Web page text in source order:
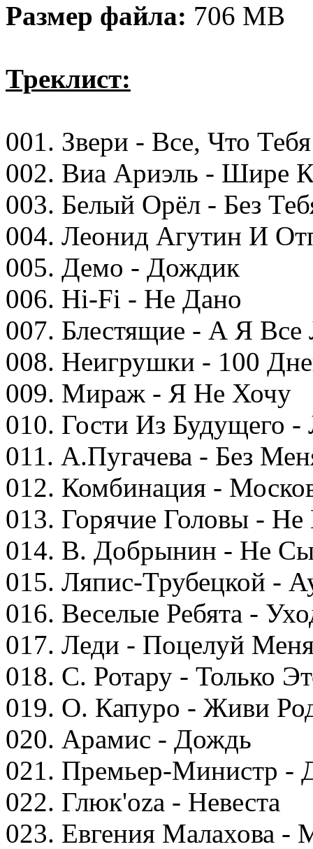
Размер файла: 706 MB
Треклист:
001. Звери - Все, Что Тебя
002. Виа Ариэль - Шире
003. Белый Орёл - Без
004. Леонид Агутин И
005. Демо - Дождик
006. Hi-Fi - Не Дано
007. Блестящие - А Я Все
008. Неигрушки - 100
009. Мираж - Я Не Хочу
010. Гости Из Будущего
011. А.Пугачева - Без
012. Комбинация -
013. Горячие Головы -
014. В. Добрынин - Не
015. Ляпис-Трубецкой -
016. Веселые Ребята -
017. Леди - Поцелуй
018. С. Ротару - Только
019. О. Капуро - Живи
020. Арамис - Дождь
021. Премьер-Министр -
022. Глюк'oza - Невеста
023. Евгения Малахова -